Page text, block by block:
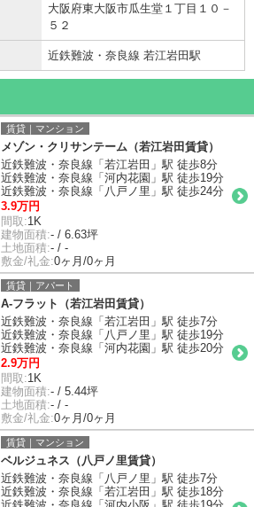
大阪府東大阪市瓜生堂１丁目１０－
５２
近鉄難波・奈良線 若江岩田駅
賃貸｜マンション
メゾン・クリサンテーム（若江岩田賃貸）
近鉄難波・奈良線「若江岩田」駅 徒歩8分
近鉄難波・奈良線「河内花園」駅 徒歩19分
近鉄難波・奈良線「八戸ノ里」駅 徒歩24分
3.9万円
間取:1K
建物面積:- / 6.63坪
土地面積:- / -
敷金/礼金:0ヶ月/0ヶ月
賃貸｜アパート
A-フラット（若江岩田賃貸）
近鉄難波・奈良線「若江岩田」駅 徒歩7分
近鉄難波・奈良線「八戸ノ里」駅 徒歩19分
近鉄難波・奈良線「河内花園」駅 徒歩20分
2.9万円
間取:1K
建物面積:- / 5.44坪
土地面積:- / -
敷金/礼金:0ヶ月/0ヶ月
賃貸｜マンション
ベルジュネス（八戸ノ里賃貸）
近鉄難波・奈良線「八戸ノ里」駅 徒歩7分
近鉄難波・奈良線「若江岩田」駅 徒歩18分